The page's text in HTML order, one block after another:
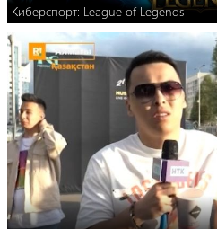
Киберспорт: League of Legends